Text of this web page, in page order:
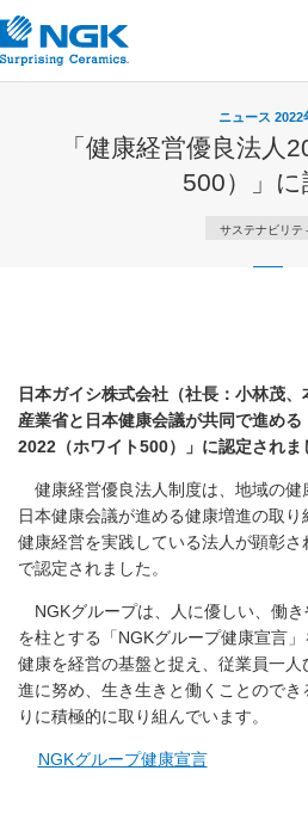
ニュース 2022
「健康経営優良法人
500）」に
サステナビリテ
日本ガイシ株式会社（社長：小林茂
産業省と日本健康会議が共同で進める
2022（ホワイト500）」に認定されま
健康経営優良法人制度は、地域の健
日本健康会議が進める健康増進の取
健康経営を実践している法人が顕彰
で認定されました。
NGKグループは、人に優しい、働
を柱とする「NGKグループ健康宣言
健康を経営の基盤と捉え、従業員一
進に努め、生き生きと働くことのでき
りに積極的に取り組んでいます。
NGKグループ健康宣言​